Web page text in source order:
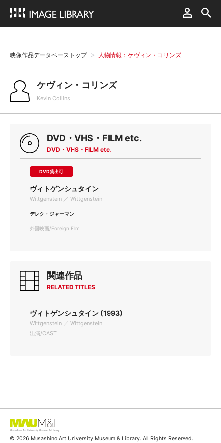
映像作品データベーストップ 人物情報：ケヴィン・コリンズ
ケヴィン・コリンズ
Kevin Collins
DVD・VHS・FILM etc.
DVD・VHS・FILM etc.
DVD貸出可
ヴィトゲンシュタイン
Wittgenstein ／ Wittgenstein
デレク・ジャーマン
外国映画/Foreign Film
関連作品
RELATED TITLES
ヴィトゲンシュタイン (1993)
Wittgenstein ／ Wittgenstein
出演/CAST
© 2026 Musashino Art University Museum & Library. All Rights Reserved.